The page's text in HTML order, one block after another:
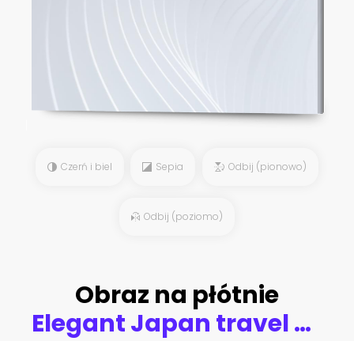
Czerń i biel Sepia Odbij (pionowo)
Odbij (poziomo)
Obraz na płótnie
Elegant Japan travel poster